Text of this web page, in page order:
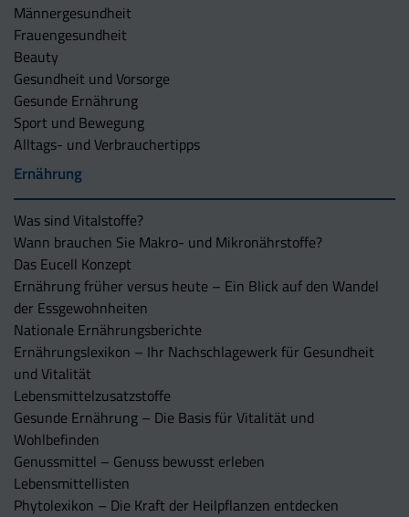
Männergesundheit
Frauengesundheit
Beauty
Gesundheit und Vorsorge
Gesunde Ernährung
Sport und Bewegung
Alltags- und Verbrauchertipps
Ernährung
Was sind Vitalstoffe?
Wann brauchen Sie Makro- und Mikronährstoffe?
Das Eucell Konzept
Ernährung früher versus heute – Ein Blick auf den Wandel
der Essgewohnheiten
Nationale Ernährungsberichte
Ernährungslexikon – Ihr Nachschlagewerk für Gesundheit
und Vitalität
Lebensmittelzusatzstoffe
Gesunde Ernährung – Die Basis für Vitalität und
Wohlbefinden
Genussmittel – Genuss bewusst erleben
Lebensmittellisten
Phytolexikon – Die Kraft der Heilpflanzen entdecken